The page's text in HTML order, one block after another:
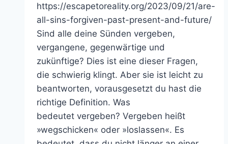
https://escapetoreality.org/2023/09/21/are-
all-sins-forgiven-past-present-and-future/
Sind alle deine Sünden vergeben,
vergangene, gegenwärtige und
zukünftige? Dies ist eine dieser Fragen,
die schwierig klingt. Aber sie ist leicht zu
beantworten, vorausgesetzt du hast die
richtige Definition. Was
bedeutet vergeben? Vergeben heißt
»wegschicken« oder »loslassen«. Es